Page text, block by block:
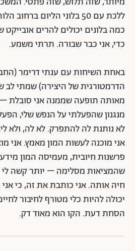
ללכת עם 50 בלוני הליום
כמה בלונים יכולים להרים אובייקט
כדי, אני כבר שבורה. תרתי משמע.
באחת השיחות עם ענתי דרימר
הדרמטורגית של היצירה) שמתי לב
מאותה תופעה שממנה אני סובלת
מנגנון שהפעלתי על הנפש שלי,
לא נותנת לה להתפרק. לא לה, ולא
אני מוכנה לעשות המון מאמץ. אני
פרשנות חיובית, מעמיסה המון
שהמציאות מסלימה – יותר קשה לי
חיה אותה. אני כותבת את זה, כי
יכולה להיות כלי מטורף לחיבור
הסחת דעת. הקו הוא מאוד דק.